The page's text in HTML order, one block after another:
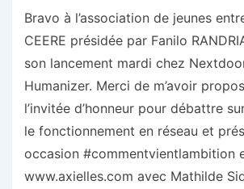
Bravo à l’association de jeunes
CEERE présidée par Fanilo
son lancement mardi chez
Humanizer. Merci de m’avoir
l’invitée d’honneur pour débattre
le fonctionnement en réseau et
occasion #commentvientlambition
www.axielles.com avec Mathilde